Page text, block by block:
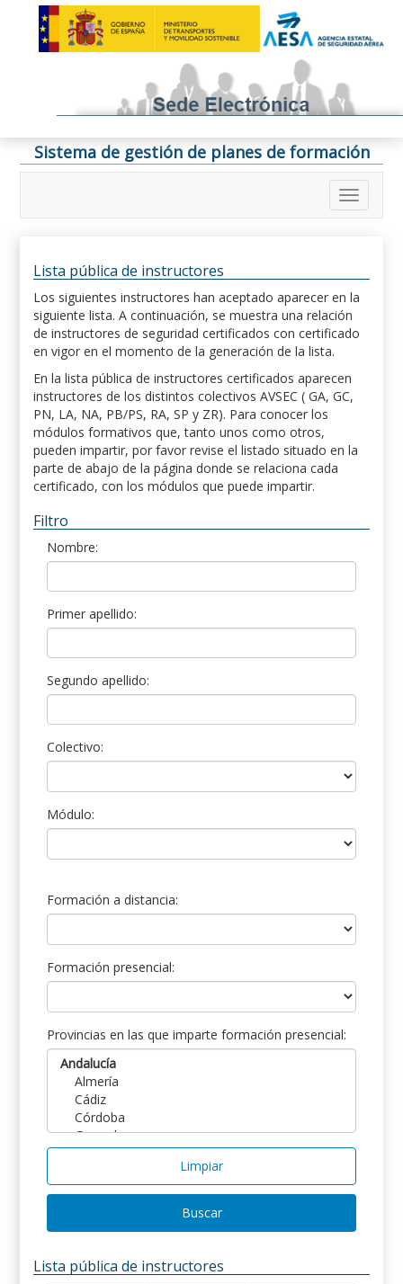
Sistema de gestión de planes de formación
Lista pública de instructores
Los siguientes instructores han aceptado aparecer en la
siguiente lista. A continuación, se muestra una relación
de instructores de seguridad certificados con certificado
en vigor en el momento de la generación de la lista.
En la lista pública de instructores certificados aparecen
instructores de los distintos colectivos AVSEC ( GA, GC,
PN, LA, NA, PB/PS, RA, SP y ZR). Para conocer los
módulos formativos que, tanto unos como otros,
pueden impartir, por favor revise el listado situado en la
parte de abajo de la página donde se relaciona cada
certificado, con los módulos que puede impartir.
Filtro
Nombre:
Primer apellido:
Segundo apellido:
Colectivo:
Módulo:
Formación a distancia:
Formación presencial:
Provincias en las que imparte formación presencial:
Limpiar
Buscar
Lista pública de instructores